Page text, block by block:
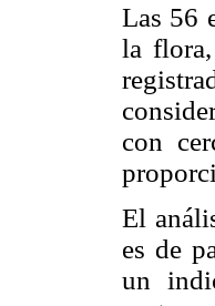
Las 56
la flora,
con
El
es de
un